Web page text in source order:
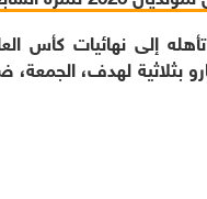
لهدف، الجمعة،